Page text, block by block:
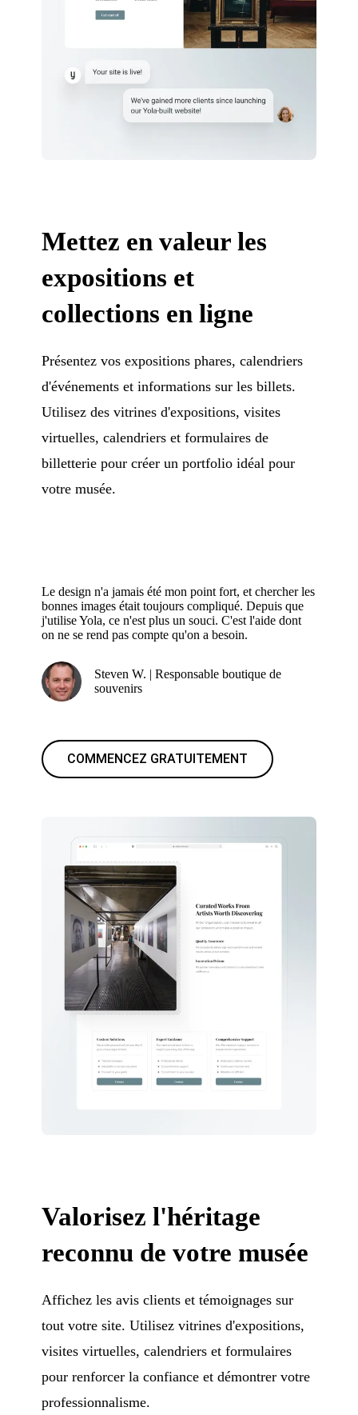
Mettez en valeur les
expositions et
collections en ligne
Présentez vos expositions phares, calendriers
d'événements et informations sur les billets.
Utilisez des vitrines d'expositions, visites
virtuelles, calendriers et formulaires de
billetterie pour créer un portfolio idéal pour
votre musée.
Le design n'a jamais été mon point fort, et chercher les
bonnes images était toujours compliqué. Depuis que
j'utilise Yola, ce n'est plus un souci. C'est l'aide dont
on ne se rend pas compte qu'on a besoin.
Steven W. | Responsable boutique de
souvenirs
COMMENCEZ GRATUITEMENT
Valorisez l'héritage
reconnu de votre musée
Affichez les avis clients et témoignages sur
tout votre site. Utilisez vitrines d'expositions,
visites virtuelles, calendriers et formulaires
pour renforcer la confiance et démontrer votre
professionnalisme.